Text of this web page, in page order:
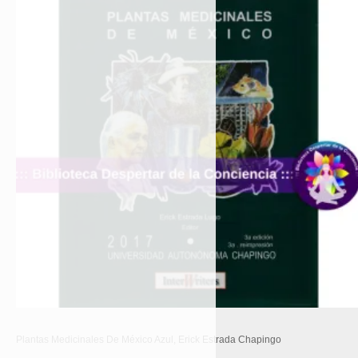
Plantas Medicinales De México Azul, Erick Estrada Chapingo